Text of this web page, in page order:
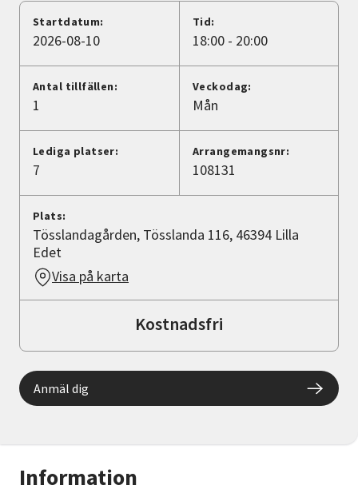
Avdelningar
Lyssna
Information
Startdatum:
2026-08-10
Tid:
18:00 - 20:00
Antal tillfällen:
1
Veckodag:
Mån
Lediga platser:
7
Arrangemangsnr:
108131
Plats:
Tösslandagården, Tösslanda 116, 46394 Lilla
Edet
Visa på karta
Kostnadsfri
Anmäl dig